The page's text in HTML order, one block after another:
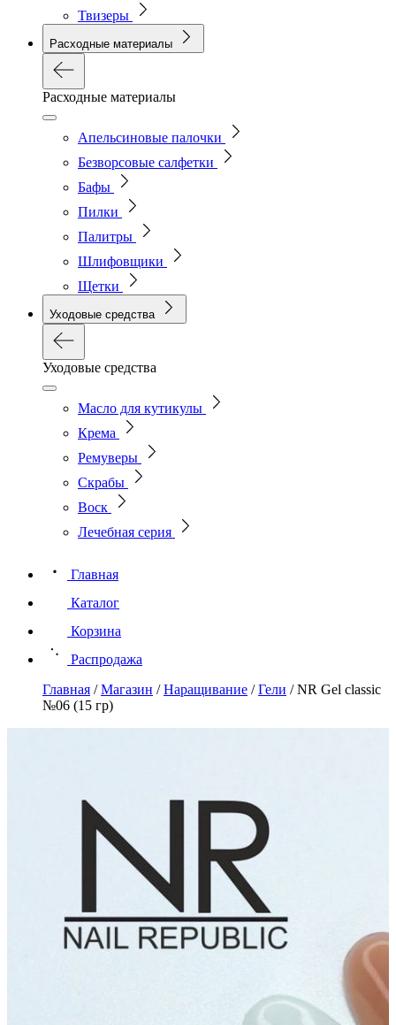
Твизеры
Расходные материалы
Расходные материалы
Апельсиновые палочки
Безворсовые салфетки
Бафы
Пилки
Палитры
Шлифовщики
Щетки
Уходовые средства
Уходовые средства
Масло для кутикулы
Крема
Ремуверы
Скрабы
Воск
Лечебная серия
Главная
Каталог
Корзина
Распродажа
Главная /Магазин /Наращивание /Гели /NR Gel classic
№06 (15 гр)